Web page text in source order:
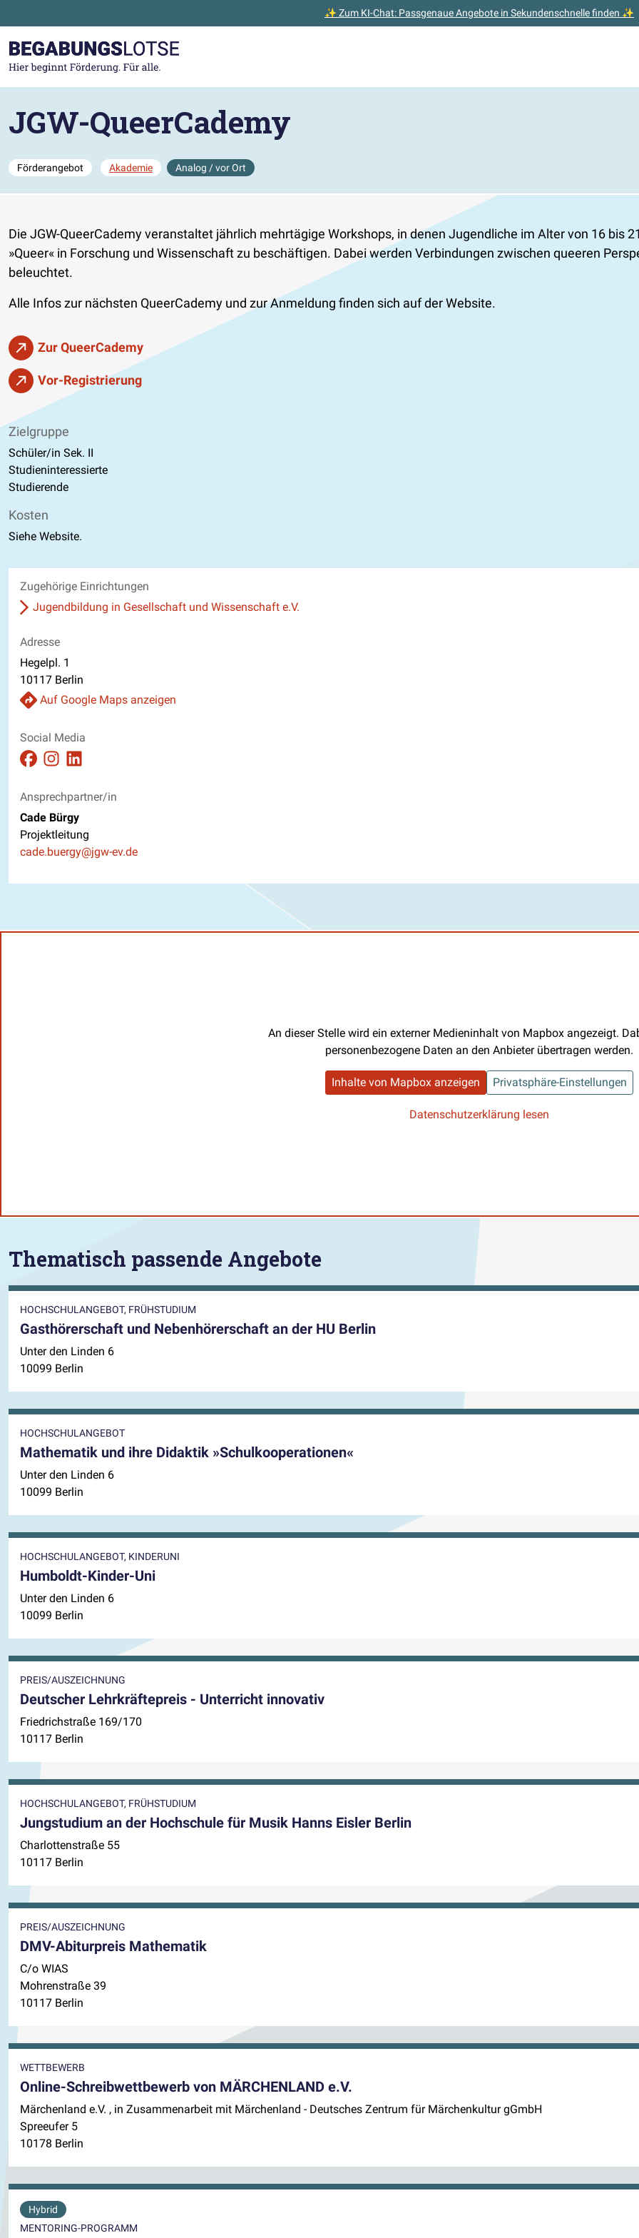
✨ Zum KI-Chat: Passgenaue Angebote in Sekundenschnelle finden ✨
Zur Startseite gehen
JGW-QueerCademy
Förderangebot Akademie Analog / vor Ort
Die JGW-QueerCademy veranstaltet jährlich mehrtägige Workshops, in denen Jugendliche im Alter von 16 bis
»Queer« in Forschung und Wissenschaft zu beschäftigen. Dabei werden Verbindungen zwischen queeren
beleuchtet.
Alle Infos zur nächsten QueerCademy und zur Anmeldung finden sich auf der Website.
Zur QueerCademy
Vor-Registrierung
Zielgruppe
Schüler/in Sek. II
Studieninteressierte
Studierende
Kosten
Siehe Website.
Zugehörige Einrichtungen
Jugendbildung in Gesellschaft und Wissenschaft e.V.
Adresse
Hegelpl. 1
10117 Berlin
Auf Google Maps anzeigen
Social Media
Auftritt auf Facebook ansehen
Auftritt auf Instagram ansehen
Auftritt auf Linkedin ansehen
Ansprechpartner/in
Cade Bürgy
Projektleitung
E-Mail
cade.buergy@jgw-ev.de
An dieser Stelle wird ein externer Medieninhalt von Mapbox angezeigt.
personenbezogene Daten an den Anbieter übertragen werden.
Inhalte von Mapbox anzeigen Privatsphäre-Einstellungen
Datenschutzerklärung lesen
Thematisch passende Angebote
HOCHSCHULANGEBOT, FRÜHSTUDIUM
Gasthörerschaft und Nebenhörerschaft an der HU Berlin
Unter den Linden 6
10099 Berlin
HOCHSCHULANGEBOT
Mathematik und ihre Didaktik »Schulkooperationen«
Unter den Linden 6
10099 Berlin
HOCHSCHULANGEBOT, KINDERUNI
Humboldt-Kinder-Uni
Unter den Linden 6
10099 Berlin
PREIS/AUSZEICHNUNG
Deutscher Lehrkräftepreis - Unterricht innovativ
Friedrichstraße 169/170
10117 Berlin
HOCHSCHULANGEBOT, FRÜHSTUDIUM
Jungstudium an der Hochschule für Musik Hanns Eisler Berlin
Charlottenstraße 55
10117 Berlin
PREIS/AUSZEICHNUNG
DMV-Abiturpreis Mathematik
C/o WIAS
Mohrenstraße 39
10117 Berlin
WETTBEWERB
Online-Schreibwettbewerb von MÄRCHENLAND e.V.
Märchenland e.V. , in Zusammenarbeit mit Märchenland - Deutsches Zentrum für Märchenkultur gGmbH
Spreeufer 5
10178 Berlin
Hybrid
MENTORING-PROGRAMM